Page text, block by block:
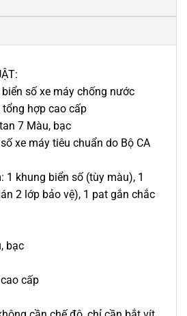
số xe máy chống nước
hợp cao cấp
7 Màu, bạc
xe máy tiêu chuẩn do Bộ CA
1 khung biển số (tùy màu), 1
2 lớp bảo vệ), 1 pat gắn chắc
bạc
cấp